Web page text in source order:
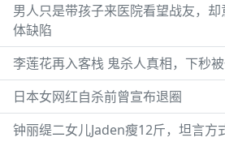
男人只是带孩子来医院看望战友，
体缺陷
李莲花再入客栈 鬼杀人真相，下秒
日本女网红自杀前曾宣布退圈
钟丽缇二女儿Jaden瘦12斤，坦言方